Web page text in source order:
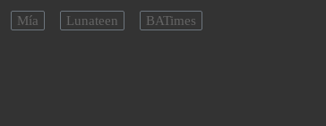
Mía Lunateen BATimes